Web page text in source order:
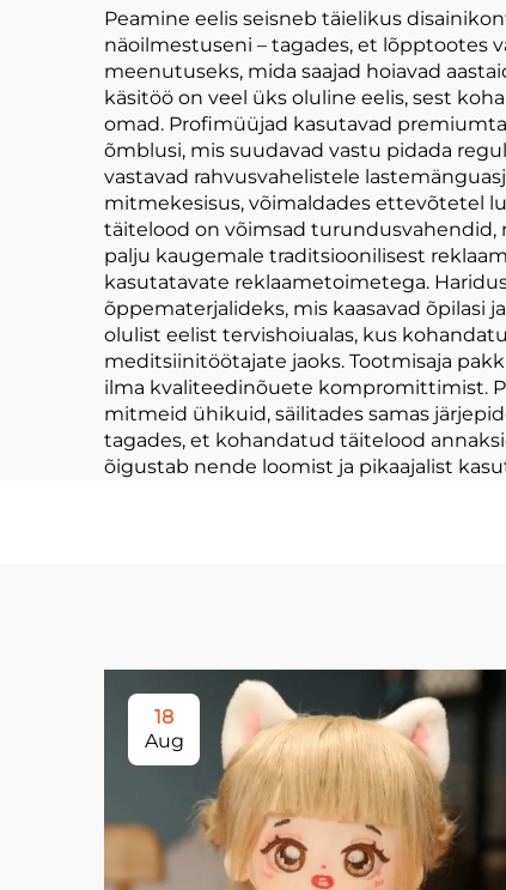
Lelulaukur Maksma
Peamine eelis seisneb täielikus
näoilmestuseni – tagades, et lõpptootes
meenutuseks, mida saajad hoiavad
käsitöö on veel üks oluline eelis, sest
omad. Profimüüjad kasutavad
õmblusi, mis suudavad vastu pidada
vastavad rahvusvahelistele
mitmekesisus, võimaldades ettevõtetel
täitelood on võimsad turundusvahendid,
palju kaugemale traditsioonilisest
kasutatavate reklaametoimetega.
õppematerjalideks, mis kaasavad õpilasi
olulist eelist tervishoiualas, kus
meditsiinitöötajate jaoks. Tootmisaja
ilma kvaliteedinõuete kompromittimist.
mitmeid ühikuid, säilitades samas
tagades, et kohandatud täitelood
õigustab nende loomist ja pikaajalist
18
Aug